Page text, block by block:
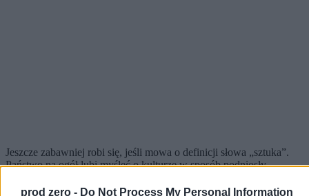
prod zero - Do Not Process My Personal Information
Jeszcze zabawniej robi się, jeśli mowa o definicji słowa „sztuka”.
Państwo na ogół lubi myśleć o kulturze w sposób podniosły.
dziedzictwo. Tymczasem życie jest mniej eleganckie, a kultura